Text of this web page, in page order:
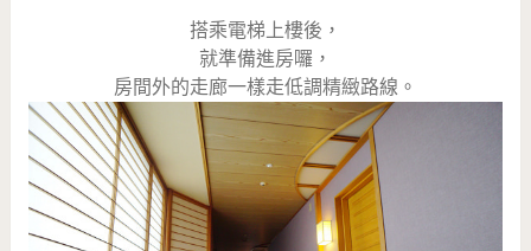
搭乘電梯上樓後，
就準備進房囉，
房間外的走廊一樣走低調精緻路線。